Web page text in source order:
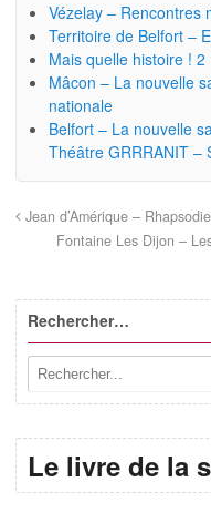
Vézelay – Rencontres
Territoire de Belfort –
Mais quelle histoire ! 2
Mâcon – La nouvelle
nationale
Belfort – La nouvelle
Théâtre GRRRANIT –
Jean d’Amérique –
Fontaine Les Dijon –
Rechercher…
Le livre de la